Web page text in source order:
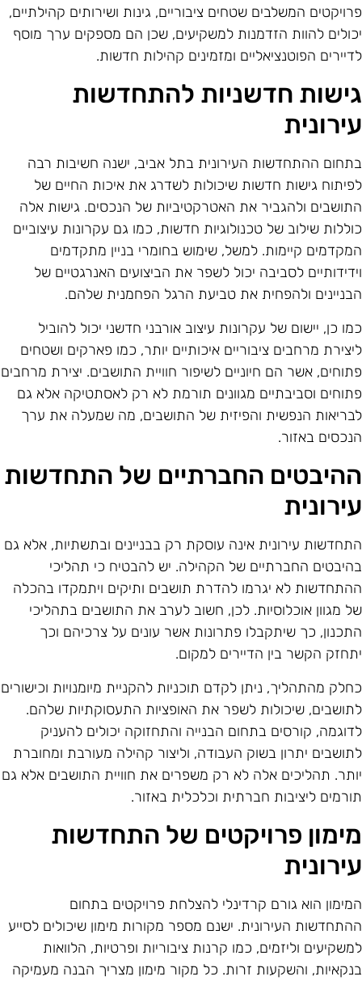
המשלבים שטחים ציבוריים, גינות ושירותים קהילתיים,
להוות הזדמנות למשקיעים, שכן הם מספקים ערך מוסף
הפוטנציאליים ומזמינים קהילות חדשות.
חדשניות להתחדשות
ההתחדשות העירונית בתל אביב, ישנה חשיבות רבה
גישות חדשות שיכולות לשדרג את איכות החיים של
ולהגביר את האטרקטיביות של הנכסים. גישות אלה
שילוב של טכנולוגיות חדשות, כמו גם עקרונות עיצוביים
קיימות. למשל, שימוש בחומרי בניין מתקדמים
לסביבה יכול לשפר את הביצועים האנרגטיים של
ולהפחית את טביעת הרגל הפחמנית שלהם.
כן, יישום של עקרונות עיצוב אורבני חדשני יכול להוביל
מרחבים ציבוריים איכותיים יותר, כמו פארקים ושטחים
אשר הם חיוניים לשיפור חוויית התושבים. יצירת מרחבים
וסביבתיים מגוונים תורמת לא רק לאסתטיקה אלא גם
הנפשית והפיזית של התושבים, מה שמעלה את ערך
באזור.
החברתיים של התחדשות
עירונית אינה עוסקת רק בבניינים ובתשתיות, אלא גם
החברתיים של הקהילה. יש להבטיח כי תהליכי
לא יגרמו להדרת תושבים ותיקים ויתמקדו בהכלה
מגוון אוכלוסיות. לכן, חשוב לערב את התושבים בתהליכי
כך שיתקבלו פתרונות אשר עונים על צרכיהם וכך
הקשר בין הדיירים למקום.
מהתהליך, ניתן לקדם תוכניות להקניית מיומנויות וכישורים
שיכולות לשפר את האופציות התעסוקתיות שלהם.
קורסים בתחום הבנייה והתחזוקה יכולים להעניק
יתרון בשוק העבודה, וליצור קהילה מעורבת ומחוברת
תהליכים אלה לא רק משפרים את חוויית התושבים אלא גם
ליציבות חברתית וכלכלית באזור.
פרויקטים של התחדשות
הוא גורם קרדינלי להצלחת פרויקטים בתחום
העירונית. ישנם מספר מקורות מימון שיכולים לסייע
וליזמים, כמו קרנות ציבוריות ופרטיות, הלוואות
והשקעות זרות. כל מקור מימון מצריך הבנה מעמיקה